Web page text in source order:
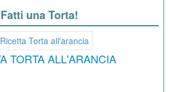
Fatti una Torta!
TORTA ALL'ARANCIA